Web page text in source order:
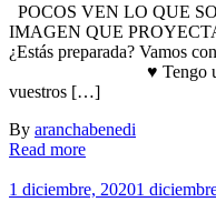
POCOS VEN LO QUE
IMAGEN QUE
¿Estás preparada?
♥ Tengo una
vuestros […]
By aranchabenedi
Read more
1 diciembre, 20201